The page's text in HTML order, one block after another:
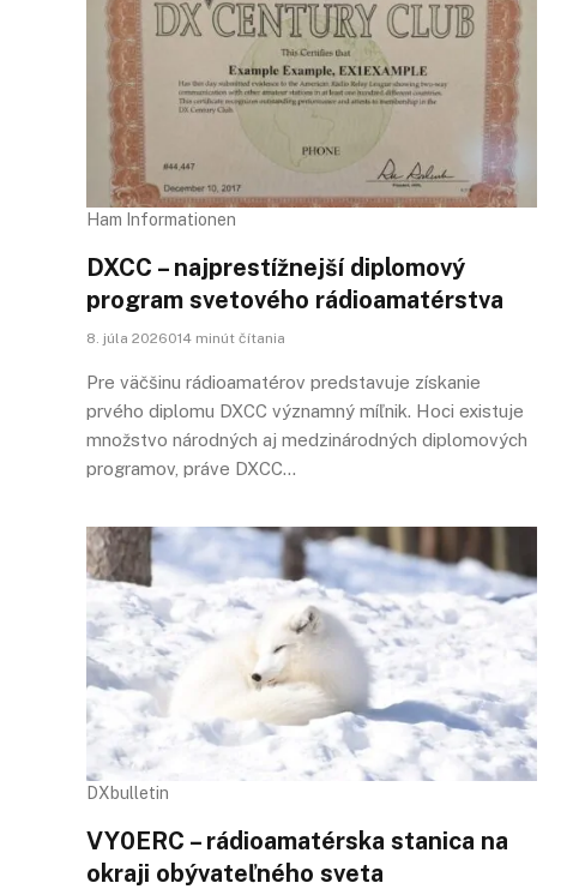
Ham Informationen
DXCC – najprestížnejší diplomový
program svetového rádioamatérstva
8. júla 2026014 minút čítania
Pre väčšinu rádioamatérov predstavuje získanie
prvého diplomu DXCC významný míľnik. Hoci existuje
množstvo národných aj medzinárodných diplomových
programov, práve DXCC…
DXbulletin
VY0ERC – rádioamatérska stanica na
okraji obývateľného sveta